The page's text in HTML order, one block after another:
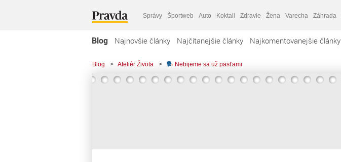
Správy Športweb Auto Koktail Zdravie Žena Varecha Záhrada
Blog Najnovšie články Najčítanejšie články Najkomentovanejšie články
Blog > Ateliér Života > Nebijeme sa už päsťami